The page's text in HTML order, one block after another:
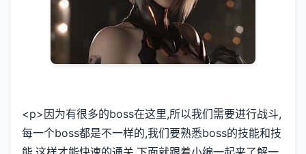
<p>因为有很多的boss在这里,所以我们需要进行战斗,
每一个boss都是不一样的,我们要熟悉boss的技能和技